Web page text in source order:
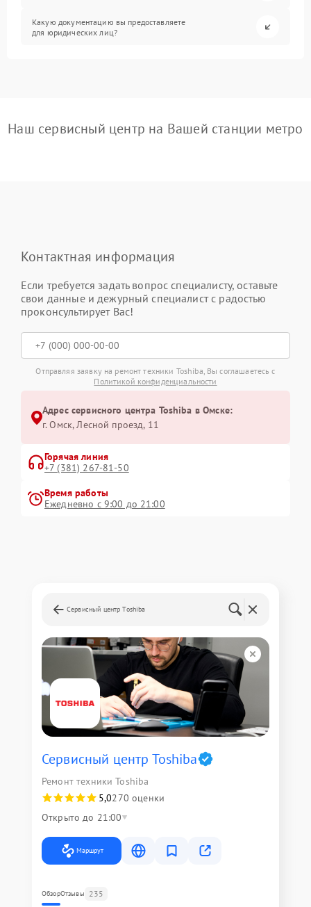
Какую документацию вы предоставляете
для юридических лиц?
Наш сервисный центр на Вашей станции метро
Контактная информация
Если требуется задать вопрос специалисту, оставьте
свои данные и дежурный специалист с радостью
проконсультирует Вас!
Отправляя заявку на ремонт техники Toshiba, Вы соглашаетесь с
Политикой конфиденциальности
Адрес сервисного центра Toshiba в Омске:
г. Омск, ​Лесной проезд, 11
Горячая линия
+7 (381) 267-81-50
Время работы
Ежедневно с 9:00 до 21:00
Сервисный центр Toshiba
Сервисный центр Toshiba
Ремонт техники Toshiba
5,0270 оценки
Открыто до 21:00
Маршрут
ОбзорОтзывы 235